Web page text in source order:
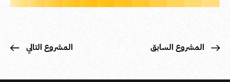
المشروع السابق المشروع التالي